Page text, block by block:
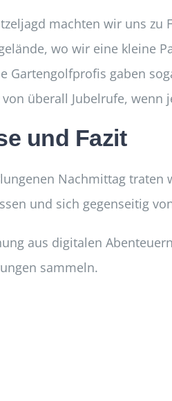
machten wir uns
wo wir eine kleine
Gartengolfprofis gaben
überall Jubelrufe, wenn
und Fazit
Nachmittag traten
und sich gegenseitig
aus digitalen
sammeln.